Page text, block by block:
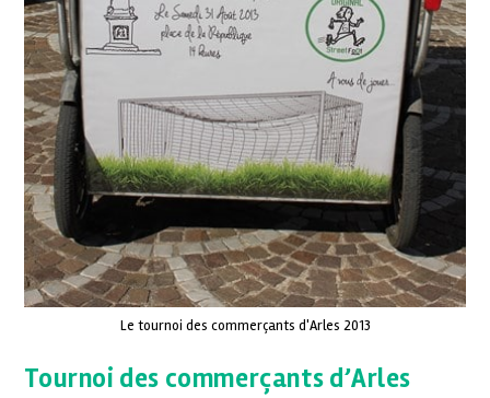
Le tournoi des commerçants d'Arles 2013
Tournoi des commerçants d’Arles